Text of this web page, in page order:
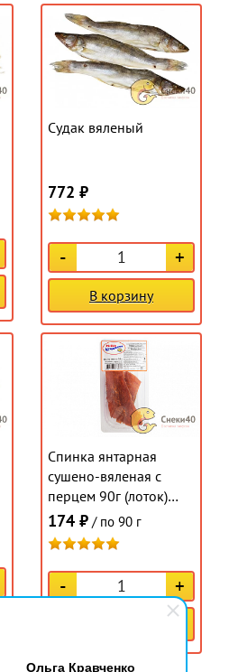
Ольга Кравченко
Судак вяленый
772 ₽
- +
В корзину
Спинка янтарная
сушено-вяленая с
перцем 90г (лоток)
"Астраханкина"
174 ₽ / по 90 г
- +